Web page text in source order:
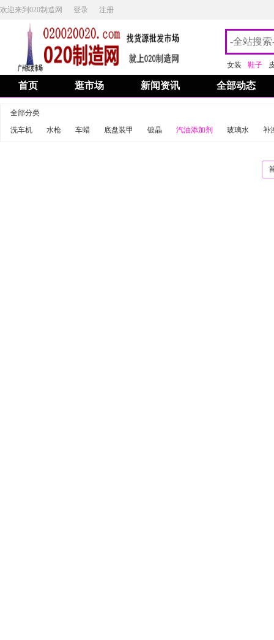
欢迎来到020制造网 登录 注册
女装 鞋子
首页 逛市场 新闻资讯 全部动态
全部分类
洗车机
水枪 车蜡 底盘装甲 镀晶 汽油添加剂 玻璃水 补